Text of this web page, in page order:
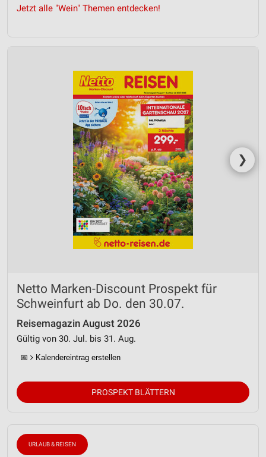
Jetzt alle "Wein" Themen entdecken!
❯
Netto Marken-Discount Prospekt für
Schweinfurt ab Do. den 30.07.
Reisemagazin August 2026
Gültig von 30. Jul. bis 31. Aug.
📅 Kalendereintrag erstellen
PROSPEKT BLÄTTERN
URLAUB & REISEN